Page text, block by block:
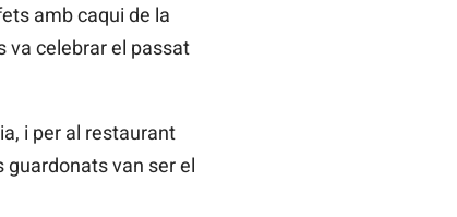
amb caqui de la
va celebrar el passat
i per al restaurant
guardonats van ser el